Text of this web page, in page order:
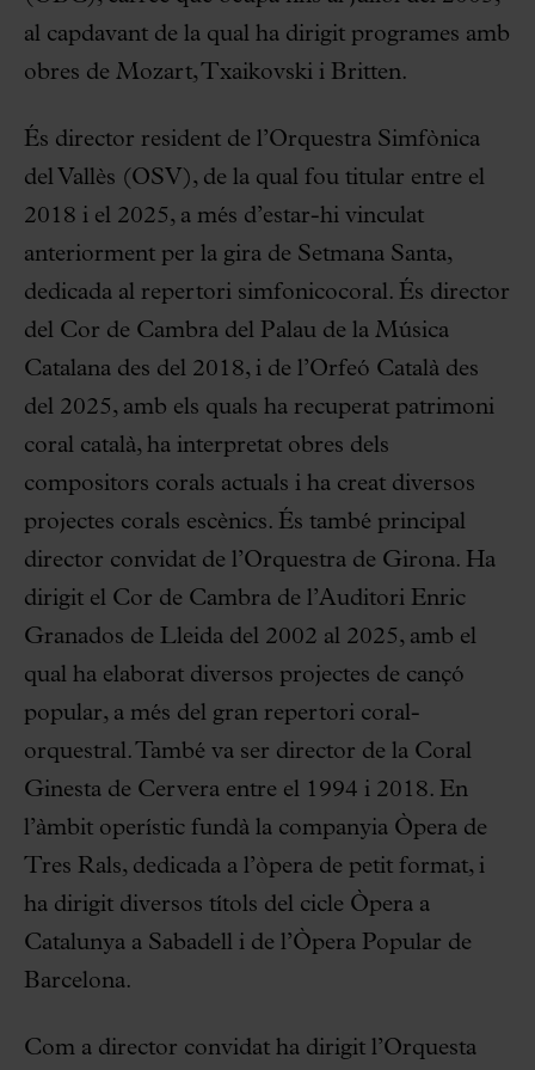
al capdavant de la qual ha dirigit programes amb
obres de Mozart, Txaikovski i Britten.
És director resident de l’Orquestra Simfònica
del Vallès (OSV), de la qual fou titular entre el
2018 i el 2025, a més d’estar-hi vinculat
anteriorment per la gira de Setmana Santa,
dedicada al repertori simfonicocoral. És director
del Cor de Cambra del Palau de la Música
Catalana des del 2018, i de l’Orfeó Català des
del 2025, amb els quals ha recuperat patrimoni
coral català, ha interpretat obres dels
compositors corals actuals i ha creat diversos
projectes corals escènics. És també principal
director convidat de l’Orquestra de Girona. Ha
dirigit el Cor de Cambra de l’Auditori Enric
Granados de Lleida del 2002 al 2025, amb el
qual ha elaborat diversos projectes de cançó
popular, a més del gran repertori coral-
orquestral. També va ser director de la Coral
Ginesta de Cervera entre el 1994 i 2018. En
l’àmbit operístic fundà la companyia Òpera de
Tres Rals, dedicada a l’òpera de petit format, i
ha dirigit diversos títols del cicle Òpera a
Catalunya a Sabadell i de l’Òpera Popular de
Barcelona.
Com a director convidat ha dirigit l’Orquesta